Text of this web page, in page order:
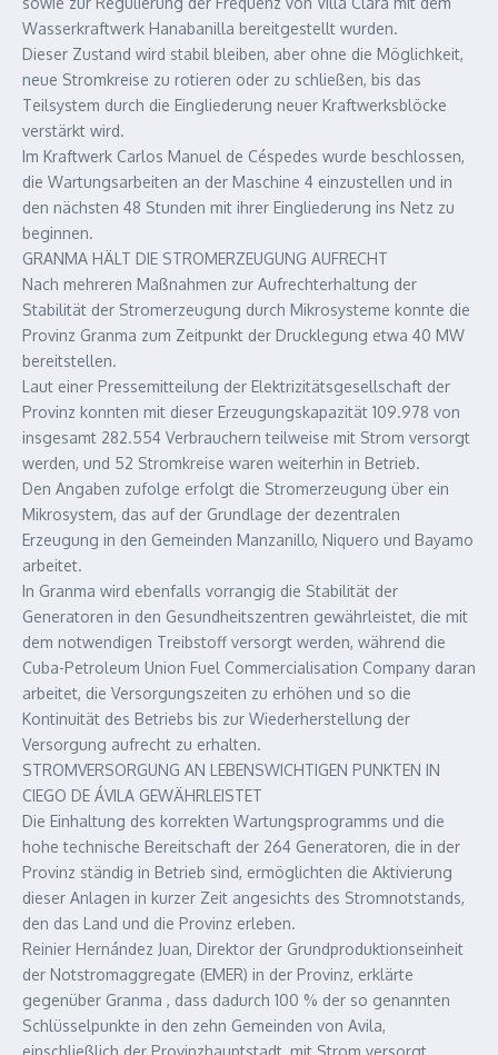
Wasserkraftwerk Hanabanilla bereitgestellt wurden.
Dieser Zustand wird stabil bleiben, aber ohne die Möglichkeit,
neue Stromkreise zu rotieren oder zu schließen, bis das
Teilsystem durch die Eingliederung neuer Kraftwerksblöcke
verstärkt wird.
Im Kraftwerk Carlos Manuel de Céspedes wurde beschlossen,
die Wartungsarbeiten an der Maschine 4 einzustellen und in
den nächsten 48 Stunden mit ihrer Eingliederung ins Netz zu
beginnen.
GRANMA HÄLT DIE STROMERZEUGUNG AUFRECHT
Nach mehreren Maßnahmen zur Aufrechterhaltung der
Stabilität der Stromerzeugung durch Mikrosysteme konnte die
Provinz Granma zum Zeitpunkt der Drucklegung etwa 40 MW
bereitstellen.
Laut einer Pressemitteilung der Elektrizitätsgesellschaft der
Provinz konnten mit dieser Erzeugungskapazität 109.978 von
insgesamt 282.554 Verbrauchern teilweise mit Strom versorgt
werden, und 52 Stromkreise waren weiterhin in Betrieb.
Den Angaben zufolge erfolgt die Stromerzeugung über ein
Mikrosystem, das auf der Grundlage der dezentralen
Erzeugung in den Gemeinden Manzanillo, Niquero und Bayamo
arbeitet.
In Granma wird ebenfalls vorrangig die Stabilität der
Generatoren in den Gesundheitszentren gewährleistet, die mit
dem notwendigen Treibstoff versorgt werden, während die
Cuba-Petroleum Union Fuel Commercialisation Company daran
arbeitet, die Versorgungszeiten zu erhöhen und so die
Kontinuität des Betriebs bis zur Wiederherstellung der
Versorgung aufrecht zu erhalten.
STROMVERSORGUNG AN LEBENSWICHTIGEN PUNKTEN IN
CIEGO DE ÁVILA GEWÄHRLEISTET
Die Einhaltung des korrekten Wartungsprogramms und die
hohe technische Bereitschaft der 264 Generatoren, die in der
Provinz ständig in Betrieb sind, ermöglichten die Aktivierung
dieser Anlagen in kurzer Zeit angesichts des Stromnotstands,
den das Land und die Provinz erleben.
Reinier Hernández Juan, Direktor der Grundproduktionseinheit
der Notstromaggregate (EMER) in der Provinz, erklärte
gegenüber Granma , dass dadurch 100 % der so genannten
Schlüsselpunkte in den zehn Gemeinden von Avila,
einschließlich der Provinzhauptstadt, mit Strom versorgt